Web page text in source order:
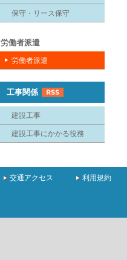
保守・リース保守
労働者派遣
労働者派遣
工事関係
建設工事
建設工事にかかる役務
交通アクセス 利用規約